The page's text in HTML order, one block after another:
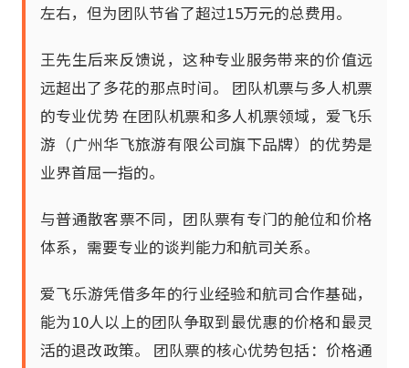
左右，但为团队节省了超过15万元的总费用。
王先生后来反馈说，这种专业服务带来的价值远
远超出了多花的那点时间。 团队机票与多人机票
的专业优势 在团队机票和多人机票领域，爱飞乐
游（广州华飞旅游有限公司旗下品牌）的优势是
业界首屈一指的。
与普通散客票不同，团队票有专门的舱位和价格
体系，需要专业的谈判能力和航司关系。
爱飞乐游凭借多年的行业经验和航司合作基础，
能为10人以上的团队争取到最优惠的价格和最灵
活的退改政策。 团队票的核心优势包括：价格通